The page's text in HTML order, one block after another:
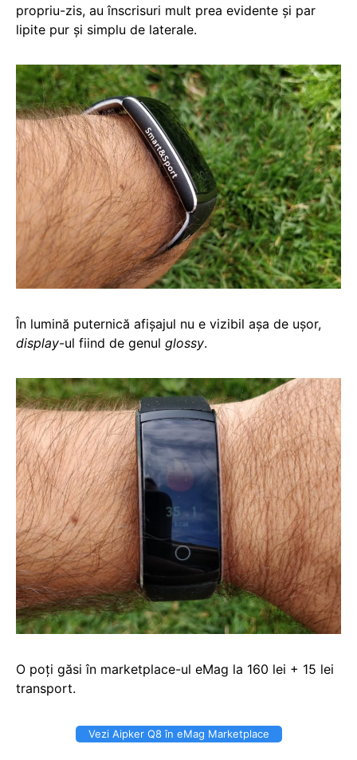
propriu-zis, au înscrisuri mult prea evidente și par
lipite pur și simplu de laterale.
În lumină puternică afișajul nu e vizibil așa de ușor,
display-ul fiind de genul glossy.
O poți găsi în marketplace-ul eMag la 160 lei + 15 lei
transport.
Vezi Aipker Q8 în eMag Marketplace